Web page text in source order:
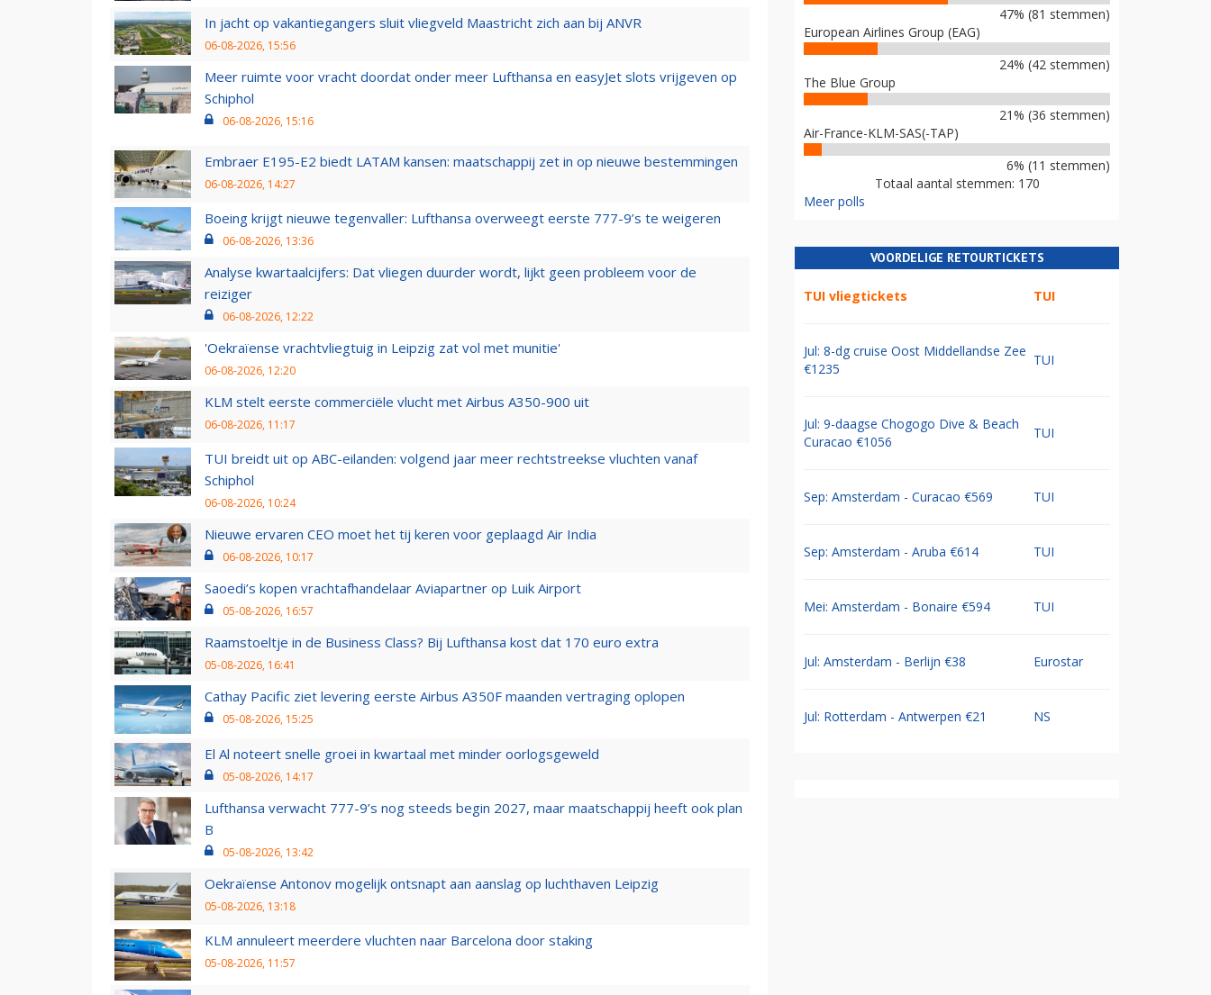
In jacht op vakantiegangers sluit vliegveld Maastricht zich aan bij ANVR
06-08-2026, 15:56
Meer ruimte voor vracht doordat onder meer Lufthansa en easyJet slots vrijgeven op
Schiphol
06-08-2026, 15:16
Embraer E195-E2 biedt LATAM kansen: maatschappij zet in op nieuwe bestemmingen
06-08-2026, 14:27
Boeing krijgt nieuwe tegenvaller: Lufthansa overweegt eerste 777-9’s te weigeren
06-08-2026, 13:36
Analyse kwartaalcijfers: Dat vliegen duurder wordt, lijkt geen probleem voor de
reiziger
06-08-2026, 12:22
'Oekraïense vrachtvliegtuig in Leipzig zat vol met munitie'
06-08-2026, 12:20
KLM stelt eerste commerciële vlucht met Airbus A350-900 uit
06-08-2026, 11:17
TUI breidt uit op ABC-eilanden: volgend jaar meer rechtstreekse vluchten vanaf
Schiphol
06-08-2026, 10:24
Nieuwe ervaren CEO moet het tij keren voor geplaagd Air India
06-08-2026, 10:17
Saoedi’s kopen vrachtafhandelaar Aviapartner op Luik Airport
05-08-2026, 16:57
Raamstoeltje in de Business Class? Bij Lufthansa kost dat 170 euro extra
05-08-2026, 16:41
Cathay Pacific ziet levering eerste Airbus A350F maanden vertraging oplopen
05-08-2026, 15:25
El Al noteert snelle groei in kwartaal met minder oorlogsgeweld
05-08-2026, 14:17
Lufthansa verwacht 777-9’s nog steeds begin 2027, maar maatschappij heeft ook plan
B
05-08-2026, 13:42
Oekraïense Antonov mogelijk ontsnapt aan aanslag op luchthaven Leipzig
05-08-2026, 13:18
KLM annuleert meerdere vluchten naar Barcelona door staking
05-08-2026, 11:57
47% (81 stemmen)
European Airlines Group (EAG)
24% (42 stemmen)
The Blue Group
21% (36 stemmen)
Air-France-KLM-SAS(-TAP)
6% (11 stemmen)
Totaal aantal stemmen: 170
Meer polls
VOORDELIGE RETOURTICKETS
TUI vliegtickets TUI
Jul: 8-dg cruise Oost Middellandse Zee
€1235
TUI
Jul: 9-daagse Chogogo Dive & Beach
Curacao €1056
TUI
Sep: Amsterdam - Curacao €569 TUI
Sep: Amsterdam - Aruba €614 TUI
Mei: Amsterdam - Bonaire €594 TUI
Jul: Amsterdam - Berlijn €38 Eurostar
Jul: Rotterdam - Antwerpen €21 NS